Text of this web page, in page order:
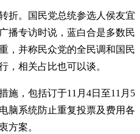
折。国民党总统参选人侯友宜
播专访时说，蓝白合是多数民
，并称民众党的全民调和国民
，相关占比也可以谈。
施，包括订于11月4日至11月5
脑系统防止重复投票及费用各
方案。